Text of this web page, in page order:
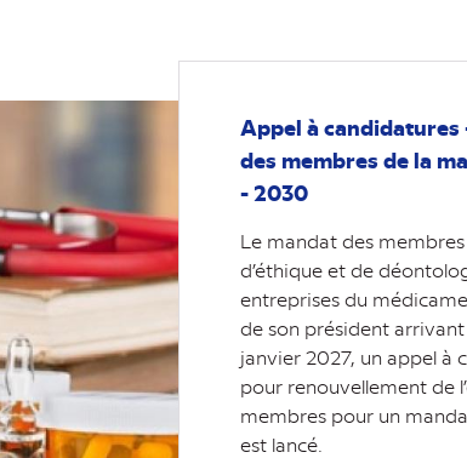
Appel à
des membres de la
- 2030
Le mandat des
d’éthique et de
entreprises du
de son président arrivant
janvier 2027, un appel à
pour renouvellement de
membres pour un
est lancé.